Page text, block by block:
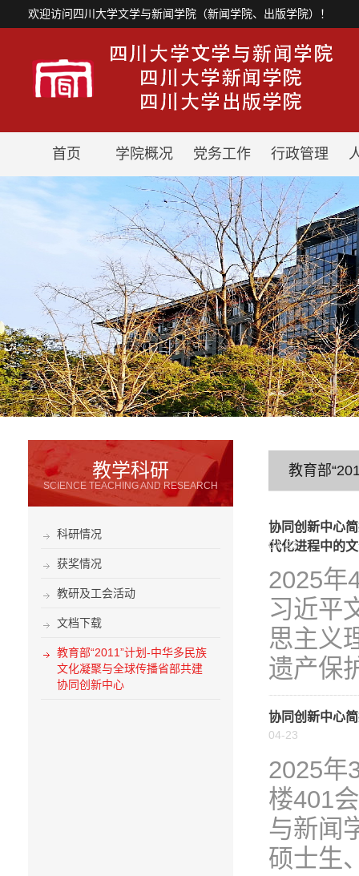
欢迎访问四川大学文学与新闻学院（新闻学院、出版学院）！
首页 学院概况 党务工作 行政管理
教学科研
SCIENCE TEACHING AND RESEARCH
科研情况
获奖情况
教研及工会活动
文档下载
教育部“2011”计划-中华多民族
文化凝聚与全球传播省部共建
协同创新中心
教育部
协同创新中心
代化进程中的
04-23
2025年
习近平
思主义
遗产保
协同创新中心
04-23
2025年
楼401
与新闻
硕士生